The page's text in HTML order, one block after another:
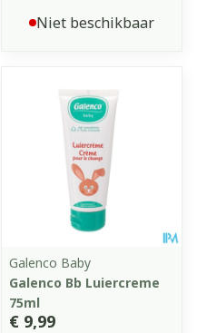
Niet beschikbaar
Galenco Baby
Galenco Bb Luiercreme
75ml
€ 9,99